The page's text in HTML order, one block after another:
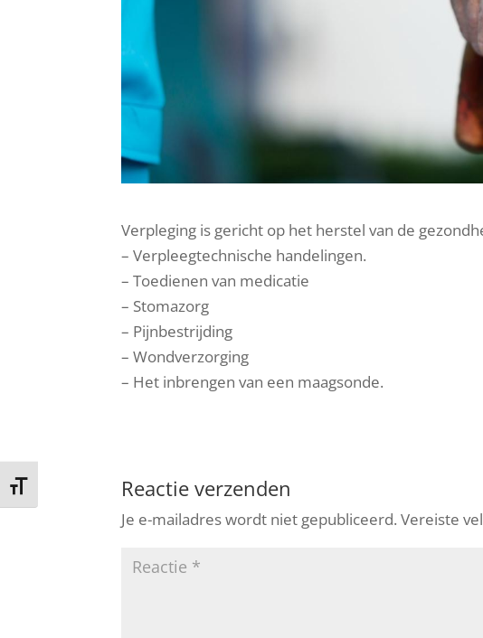
Kies grootte van het lettertype
Verpleging is gericht op het herstel van de
– Verpleegtechnische handelingen.
– Toedienen van medicatie
– Stomazorg
– Pijnbestrijding
– Wondverzorging
– Het inbrengen van een maagsonde.
Reactie verzenden
Je e-mailadres wordt niet gepubliceerd. Vereiste